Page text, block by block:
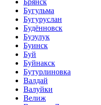
Брянск
Бугульма
Бугуруслан
Будённовск
Бузулук
Буинск
Буй
Буйнакск
Бутурлиновка
Валдай
Валуйки
Велиж